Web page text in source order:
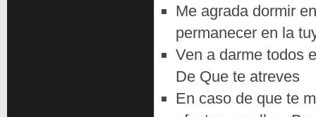
Me agrada dormir
permanecer en la
Ven a darme todos
De Que te atreves
En caso de que te